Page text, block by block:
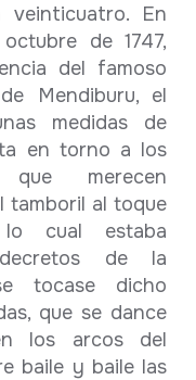
veinticuatro. En
de 1747,
del famoso
Mendiburu, el
medidas de
en torno a los
merecen
tamboril al toque
cual estaba
de la
tocase dicho
que se dance
los arcos del
baile y baile las